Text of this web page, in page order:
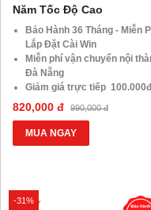
Năm Tốc Độ Cao
Bảo Hành 36 Tháng - Miễn
Lắp Đặt Cài Win
Miễn phí vận chuyển nội
Đà Nẵng
Giảm giá trực tiếp 100.000đ
đối với khách hàng Áp Dụng
VOCHER TRị Giá 850.000đ
820,000 đ 990,000 đ
MUA NGAY
-31%